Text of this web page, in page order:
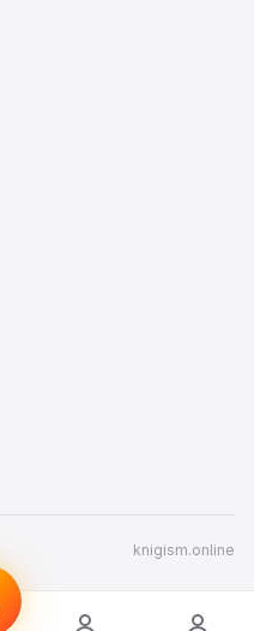
knigism.online